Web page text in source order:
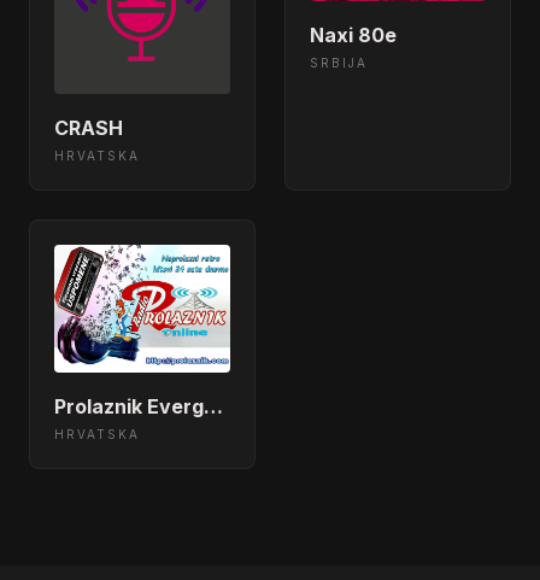
CRASH
HRVATSKA
Naxi 80e
SRBIJA
Prolaznik Evergreen Lepoglava
HRVATSKA